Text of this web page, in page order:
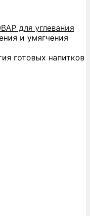
для углевания
и умягчения
готовых напитков